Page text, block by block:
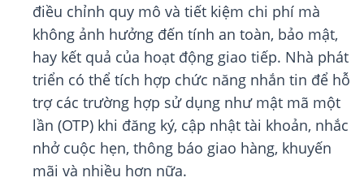
điều chỉnh quy mô và tiết kiệm chi phí mà
không ảnh hưởng đến tính an toàn, bảo mật,
hay kết quả của hoạt động giao tiếp. Nhà phát
triển có thể tích hợp chức năng nhắn tin để hỗ
trợ các trường hợp sử dụng như mật mã một
lần (OTP) khi đăng ký, cập nhật tài khoản, nhắc
nhở cuộc hẹn, thông báo giao hàng, khuyến
mãi và nhiều hơn nữa.